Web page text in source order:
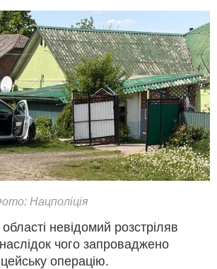
Нацполіція
невідомий розстріляв
чого запроваджено
операцію.